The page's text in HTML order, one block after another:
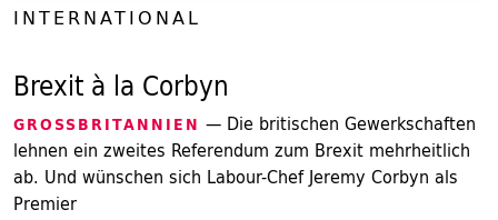
INTERNATIONAL
Brexit à la Corbyn
GROSSBRITANNIEN
— Die britischen Gewerkschaften
lehnen ein zweites Referendum zum Brexit mehrheitlich
ab. Und wünschen sich Labour-Chef Jeremy Corbyn als
Premier